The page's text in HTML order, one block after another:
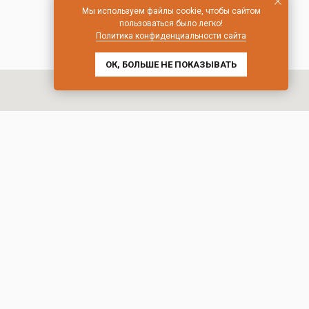
Мы используем файлы cookie, чтобы сайтом
пользоваться было легко!
Политика конфиденциальности сайта
ОК, БОЛЬШЕ НЕ ПОКАЗЫВАТЬ